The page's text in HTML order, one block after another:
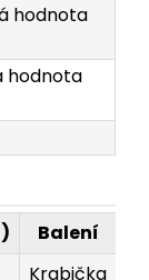
hodnota
hodnota
Balení
Krabička